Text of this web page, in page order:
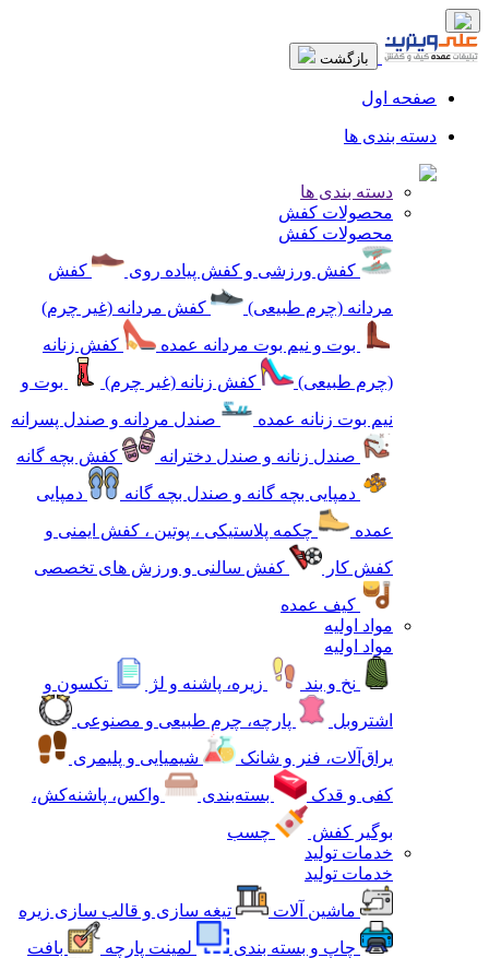
بازگشت
صفحه اول
دسته بندی ها
دسته بندی ها
محصولات کفش
محصولات کفش
کفش ورزشی و کفش پیاده روی
کفش
مردانه (چرم طبیعی)
کفش مردانه (غیر چرم)
بوت و نیم بوت مردانه عمده
کفش زنانه
(چرم طبیعی)
کفش زنانه (غیر چرم)
بوت و
نیم بوت زنانه عمده
صندل مردانه و صندل پسرانه
صندل زنانه و صندل دخترانه
کفش بچه گانه
دمپایی بچه گانه و صندل بچه گانه
دمپایی
عمده
چکمه پلاستیکی ، پوتین ، کفش ایمنی و
کفش کار
کفش سالنی و ورزش های تخصصی
کیف عمده
مواد اولیه
مواد اولیه
نخ و بند
زیره، پاشنه و لژ
تکسون و
اشتروبل
پارچه، چرم طبیعی و مصنوعی
یراق‌آلات، فنر و شانک
شیمیایی و پلیمری
کفی و قدک
بسته‌بندی
واکس، پاشنه‌کش،
بوگیر کفش
چسب
خدمات تولید
خدمات تولید
ماشین آلات
تیغه سازی و قالب سازی زیره
چاپ و بسته بندی
لمینت پارچه
بافت